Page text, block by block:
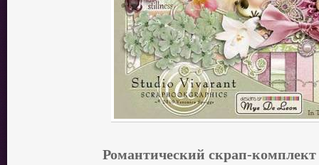
Романтический скрап-